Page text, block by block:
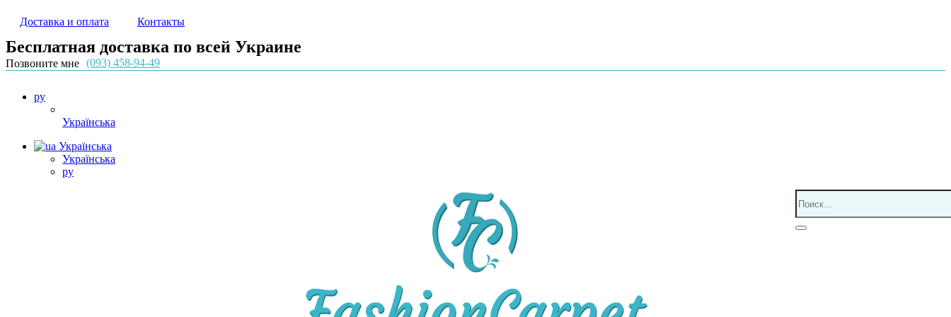
Доставка и оплата Контакты
Бесплатная доставка по всей Украине
Позвоните мне (093) 458-94-49
ру
Українська
Українська
Українська
ру